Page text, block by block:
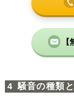
騒音の種類